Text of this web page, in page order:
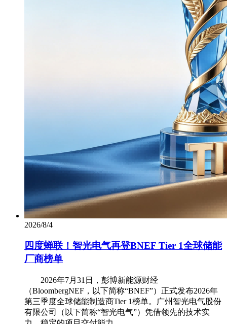
2026/8/4
四度蝉联！智光电气再登BNEF Tier 1全球储能
厂商榜单
2026年7月31日，彭博新能源财经
（BloombergNEF，以下简称“BNEF”）正式发布2026年
第三季度全球储能制造商Tier 1榜单。广州智光电气股份
有限公司（以下简称“智光电气”）凭借领先的技术实